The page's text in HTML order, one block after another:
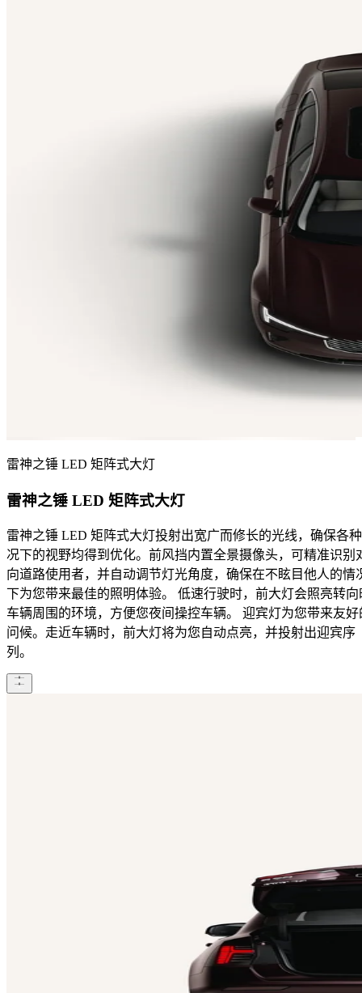
雷神之锤 LED 矩阵式大灯
雷神之锤 LED 矩阵式大灯
雷神之锤 LED 矩阵式大灯投射出宽广而修长的光线，确保各
况下的视野均得到优化。前风挡内置全景摄像头，可精准识别
向道路使用者，并自动调节灯光角度，确保在不眩目他人的情
下为您带来最佳的照明体验。 低速行驶时，前大灯会照亮转向
车辆周围的环境，方便您夜间操控车辆。 迎宾灯为您带来友好
问候。走近车辆时，前大灯将为您自动点亮，并投射出迎宾序
列。